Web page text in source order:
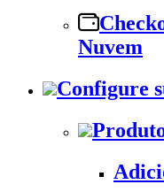
Nuvem
Configure